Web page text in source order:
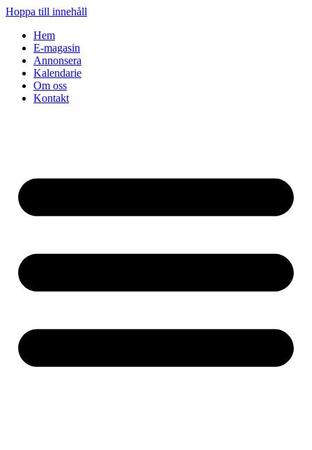
Hoppa till innehåll
Hem
E-magasin
Annonsera
Kalendarie
Om oss
Kontakt